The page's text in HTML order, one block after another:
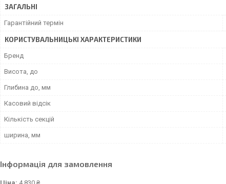
ЗАГАЛЬНІ
Гарантійний термін
КОРИСТУВАЛЬНИЦЬКІ ХАРАКТЕРИСТИКИ
Бренд
Висота, до
Глибина до, мм
Касовий відсік
Кількість секцій
ширина, мм
Інформація для замовлення